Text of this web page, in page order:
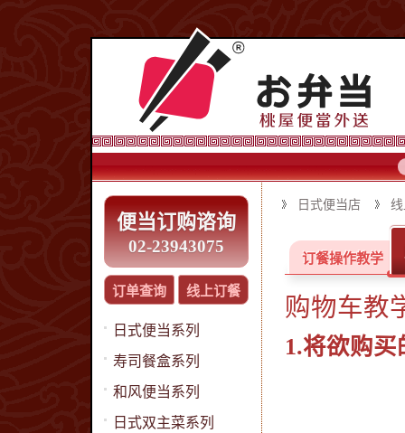
便当订购谘询
02-23943075
订单查询 线上订餐
日式便当系列
寿司餐盒系列
和风便当系列
日式双主菜系列
日式便当店
订餐操作教学
购物车教
1.将欲购